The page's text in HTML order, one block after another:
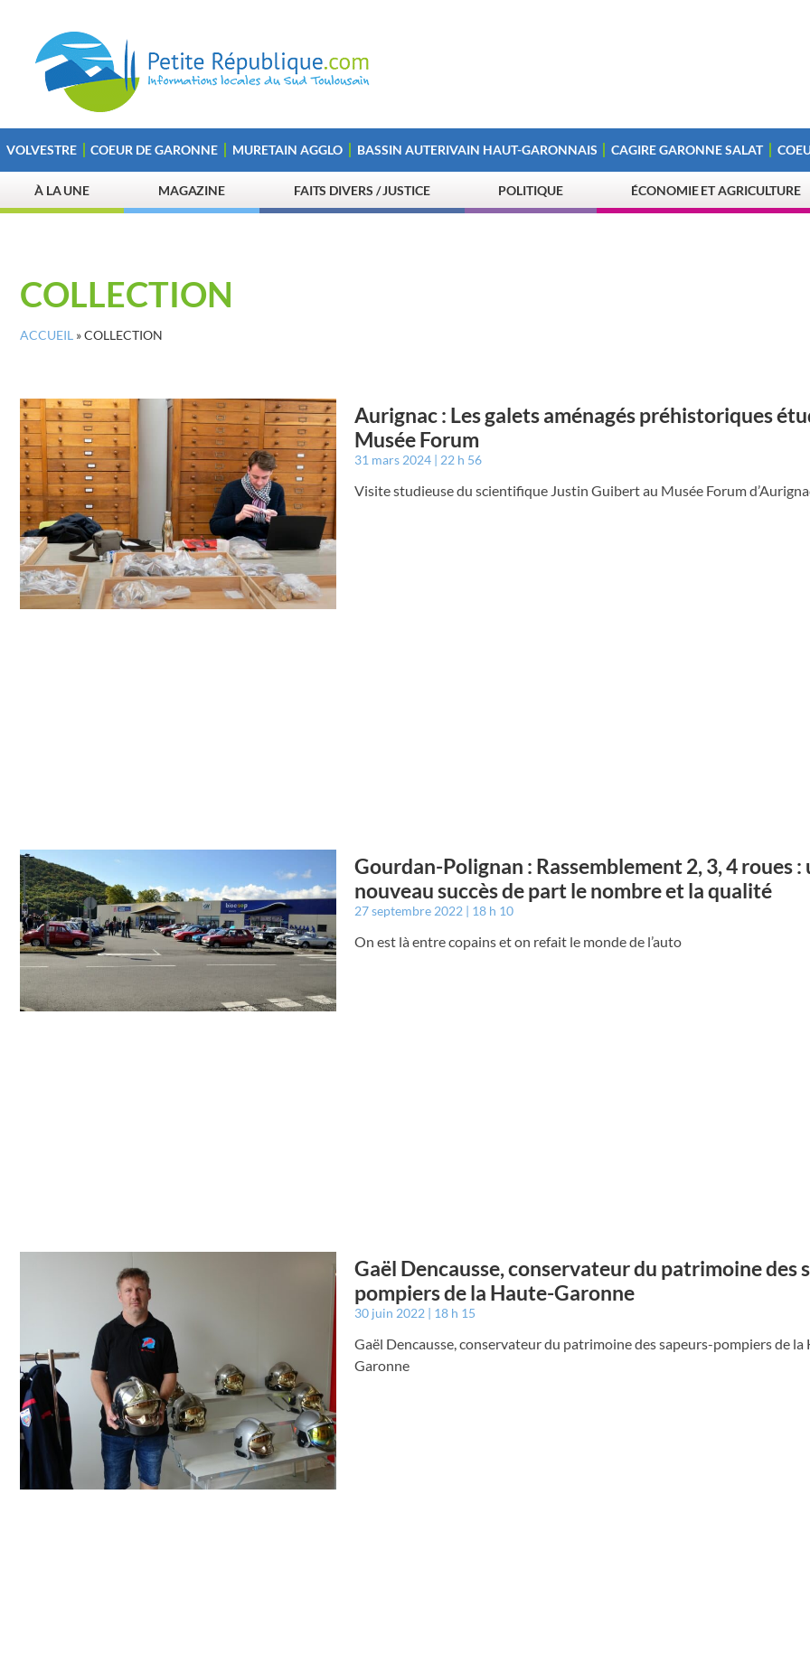
VOLVESTRE COEUR DE GARONNE MURETAIN AGGLO BASSIN AUTERIVAIN HAUT-GARONNAIS CAGIRE GARONNE SALAT
À LA UNE MAGAZINE FAITS DIVERS / JUSTICE POLITIQUE ÉCONOMIE ET AGRICULTURE
COLLECTION
ACCUEIL »COLLECTION
Aurignac : Les galets aménagés préhistoriques
Musée Forum
31 mars 2024 22 h 56
Visite studieuse du scientifique Justin Guibert au Musée Forum
Gourdan-Polignan : Rassemblement 2, 3, 4 roues :
nouveau succès de part le nombre et la qualité
27 septembre 2022 18 h 10
On est là entre copains et on refait le monde de l’auto
Gaël Dencausse, conservateur du patrimoine des
pompiers de la Haute-Garonne
30 juin 2022 18 h 15
Gaël Dencausse, conservateur du patrimoine des sapeurs-pompiers de la
Garonne